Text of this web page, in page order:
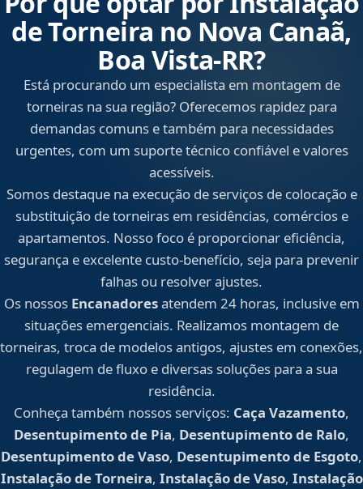
de Torneira no Nova Canaã,
Boa Vista‑RR?
Está procurando um especialista em montagem de
torneiras na sua região? Oferecemos rapidez para
demandas comuns e também para necessidades
urgentes, com um suporte técnico confiável e valores
acessíveis.
Somos destaque na execução de serviços de colocação e
substituição de torneiras em residências, comércios e
apartamentos. Nosso foco é proporcionar eficiência,
segurança e excelente custo-benefício, seja para prevenir
falhas ou resolver ajustes.
Os nossos Encanadoresatendem 24 horas, inclusive em
situações emergenciais. Realizamos montagem de
torneiras, troca de modelos antigos, ajustes em conexões,
regulagem de fluxo e diversas soluções para a sua
residência.
Conheça também nossos serviços: Caça Vazamento,
Desentupimento de Pia, Desentupimento de Ralo,
Desentupimento de Vaso, Desentupimento de Esgoto,
Instalação de Torneira, Instalação de Vaso, Instalação